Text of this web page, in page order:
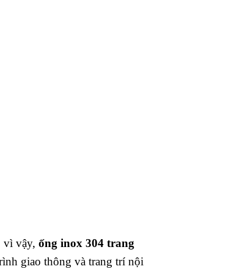
vì vậy, ống inox 304 trang
giao thông và trang trí nội